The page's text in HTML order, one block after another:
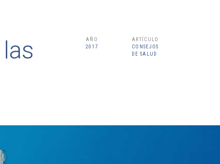
AÑO
2017
ARTÍCULO
CONSEJOS
DE SALUD